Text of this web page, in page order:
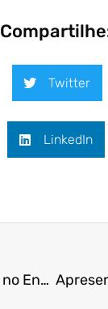
Twitter
LinkedIn
Cão Cidadão no Encontro de Labradores